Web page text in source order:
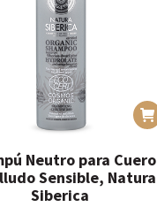
Neutro para Cuero
Sensible, Natura
Siberica